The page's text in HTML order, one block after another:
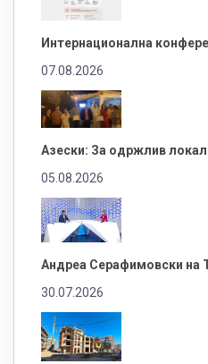
Интернационална
07.08.2026
Азески: За одржлив
05.08.2026
Андреа Серафимовски на
30.07.2026